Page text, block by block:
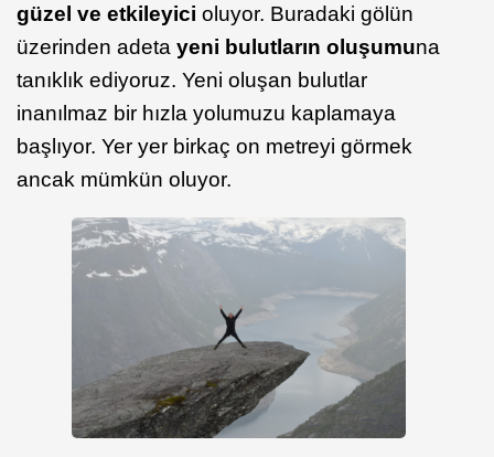
güzel ve etkileyici oluyor. Buradaki gölün
üzerinden adeta yeni bulutların oluşumuna
tanıklık ediyoruz. Yeni oluşan bulutlar
inanılmaz bir hızla yolumuzu kaplamaya
başlıyor. Yer yer birkaç on metreyi görmek
ancak mümkün oluyor.